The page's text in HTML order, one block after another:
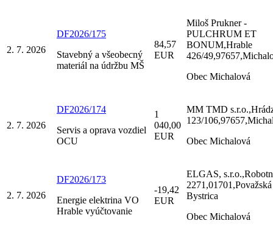
2. 7. 2026
DF2026/175
Stavebný a všeobecný
materiál na údržbu MŠ
84,57
EUR
Miloš Prukner -
PULCHRUM ET
BONUM,Hrable
426/
Obec Michalová
2. 7. 2026
DF2026/174
Servis a oprava vozdiel
OCU
1
040,00
EUR
MM TMD
123/
Obec Michalová
2. 7. 2026
DF2026/173
Energie elektrina VO
Hrable vyúčtovanie
-19,42
EUR
ELGAS,
2271,01701,Považská
Bystrica
Obec Michalová